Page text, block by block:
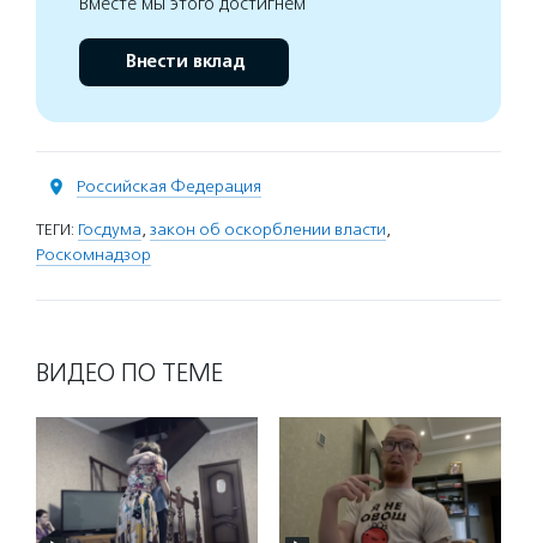
Внести вклад
Российская Федерация
ТЕГИ: Госдума, закон об оскорблении власти,
Роскомнадзор
ВИДЕО ПО ТЕМЕ